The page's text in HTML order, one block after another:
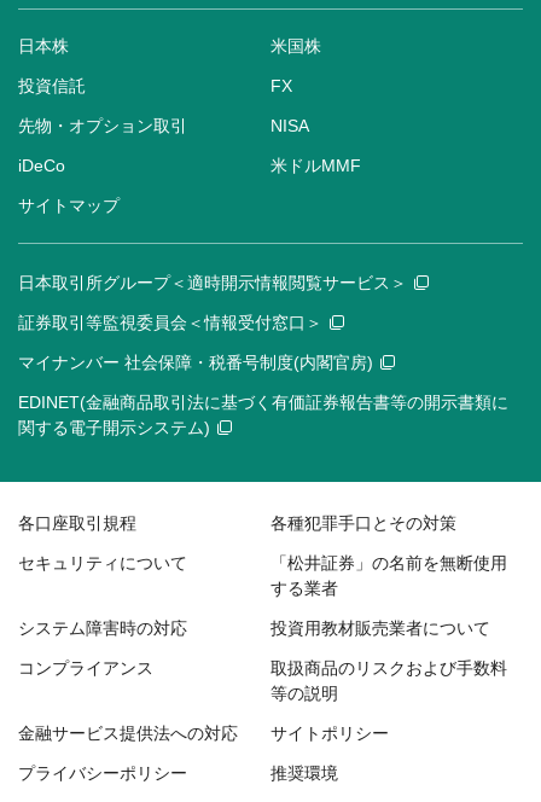
日本株 米国株
投資信託 FX
先物・オプション取引 NISA
iDeCo 米ドルMMF
サイトマップ
日本取引所グループ＜適時開示情報閲覧サービス＞
証券取引等監視委員会＜情報受付窓口＞
マイナンバー 社会保障・税番号制度(内閣官房)
EDINET(金融商品取引法に基づく有価証券報告書等の開示書類に
関する電子開示システム)
各口座取引規程 各種犯罪手口とその対策
セキュリティについて
「松井証券」の名前を無断使用
する業者
システム障害時の対応 投資用教材販売業者について
コンプライアンス
取扱商品のリスクおよび手数料
等の説明
金融サービス提供法への対応 サイトポリシー
プライバシーポリシー 推奨環境